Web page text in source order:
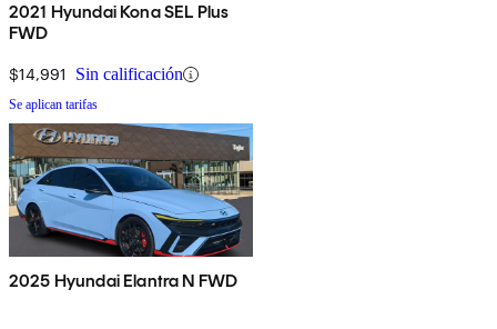
2021 Hyundai Kona SEL Plus
FWD
$14,991 Sin calificación
Se aplican tarifas
2025 Hyundai Elantra N FWD